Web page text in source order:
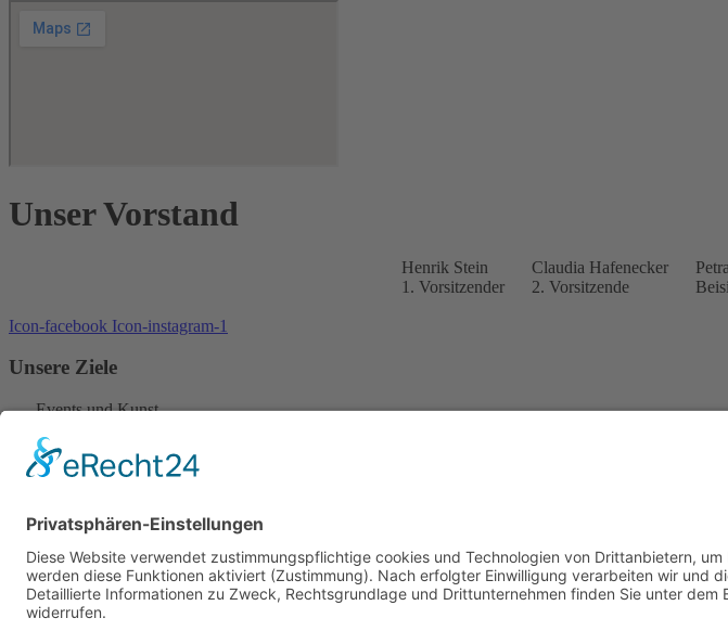
Unser Vorstand
Henrik Stein
1. Vorsitzender
Claudia Hafenecker
2. Vorsitzende
Icon-facebook Icon-instagram-1
Unsere Ziele
Events und Kunst
Wissensvermittlung
Jugend
Am Brunngrund 1
D – 96126 Maroldsweisach
office@musikundkunst.org
+49 (0)9567 989 3072